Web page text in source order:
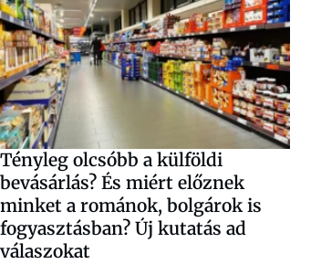
Tényleg olcsóbb a külföldi
bevásárlás? És miért előznek
minket a románok, bolgárok is
fogyasztásban? Új kutatás ad
válaszokat